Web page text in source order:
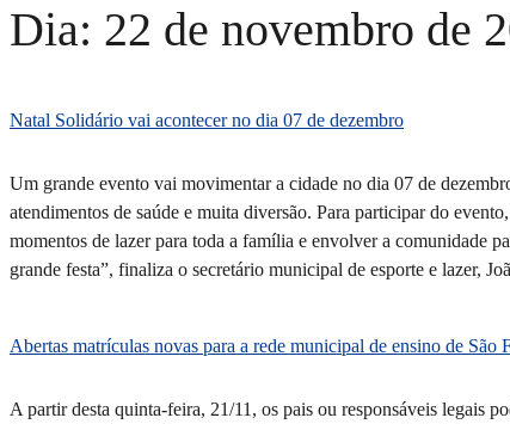
Dia: 22 de novembro de
Natal Solidário vai acontecer no dia 07 de dezembro
Um grande evento vai movimentar a cidade no dia 07 de
atendimentos de saúde e muita diversão. Para participar do
momentos de lazer para toda a família e envolver a comunidade
grande festa”, finaliza o secretário municipal de esporte e lazer,
Abertas matrículas novas para a rede municipal de ensino de São
A partir desta quinta-feira, 21/11, os pais ou responsáveis legais